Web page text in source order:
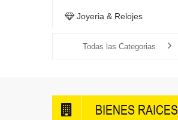
Joyeria & Relojes
Todas las Categorias
BIENES RAICES